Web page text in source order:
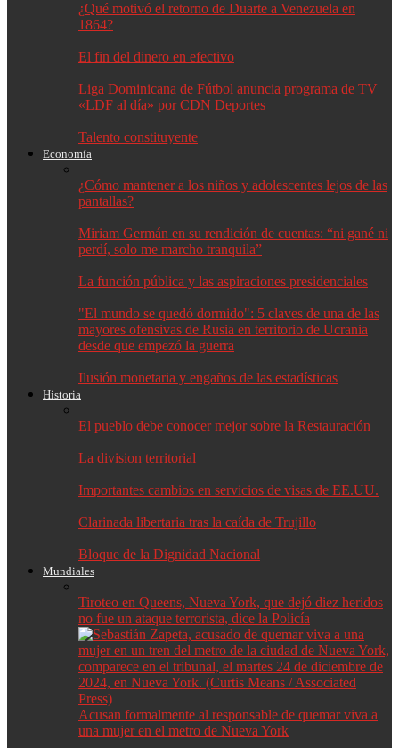
¿Qué motivó el retorno de Duarte a Venezuela en
1864?
El fin del dinero en efectivo
Liga Dominicana de Fútbol anuncia programa de TV
«LDF al día» por CDN Deportes
Talento constituyente
Economía
¿Cómo mantener a los niños y adolescentes lejos de las
pantallas?
Miriam Germán en su rendición de cuentas: “ni gané ni
perdí, solo me marcho tranquila”
La función pública y las aspiraciones presidenciales
"El mundo se quedó dormido": 5 claves de una de las
mayores ofensivas de Rusia en territorio de Ucrania
desde que empezó la guerra
Ilusión monetaria y engaños de las estadísticas
Historia
El pueblo debe conocer mejor sobre la Restauración
La division territorial
Importantes cambios en servicios de visas de EE.UU.
Clarinada libertaria tras la caída de Trujillo
Bloque de la Dignidad Nacional
Mundiales
Tiroteo en Queens, Nueva York, que dejó diez heridos
no fue un ataque terrorista, dice la Policía
Acusan formalmente al responsable de quemar viva a
una mujer en el metro de Nueva York